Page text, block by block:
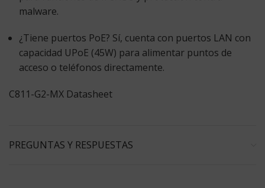
malware.
¿Tiene puertos PoE? Sí, cuenta con puertos LAN con
capacidad UPoE (45W) para alimentar puntos de
acceso o teléfonos directamente.
C811-G2-MX Datasheet
PREGUNTAS Y RESPUESTAS